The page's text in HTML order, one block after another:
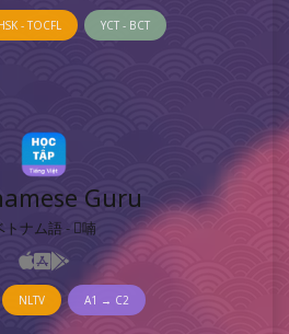
- TOCFL YCT - BCT
Guru
トナム語 - 𡨸喃
NLTV A1 → C2